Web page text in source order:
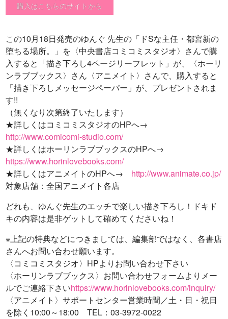
購入はこちらのサイトから
この10月18日発売のゆんぐ 先生の「ドSな主任・都宮新の
堕ちる場所。」を〈中央書店コミコミスタジオ〉さんで購
入すると「描き下ろし4ページリーフレット」が、〈ホーリ
ンラブブックス〉さん〈アニメイト〉さんで、購入すると
「描き下ろしメッセージペーパー」が、プレゼントされま
す!!
（無くなり次第終了いたします）
★詳しくはコミコミスタジオのHPへ→
http://www.comicomi-studio.com/
★詳しくはホーリンラブブックスのHPへ→
https://www.horinlovebooks.com/
★詳しくはアニメイトのHPへ→ http://www.animate.co.jp/
対象店舗：全国アニメイト各店
どれも、ゆんぐ先生のエッチで楽しい描き下ろし！ドキド
キの内容は是非ゲットして確めてくださいね！
※上記の特典などにつきましては、編集部ではなく、各書店
さんへお問い合わせ願います。
〈コミコミスタジオ〉HPよりお問い合わせ下さい
〈ホーリンラブブックス〉お問い合わせフォームよりメー
ルでご連絡下さいhttps://www.horinlovebooks.com/inquiry/
〈アニメイト〉サポートセンター営業時間／土・日・祝日
を除く10:00～18:00 TEL：03-3972-0022